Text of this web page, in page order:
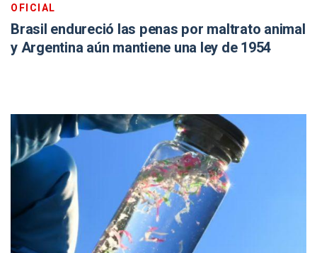
OFICIAL
Brasil endureció las penas por maltrato animal
y Argentina aún mantiene una ley de 1954